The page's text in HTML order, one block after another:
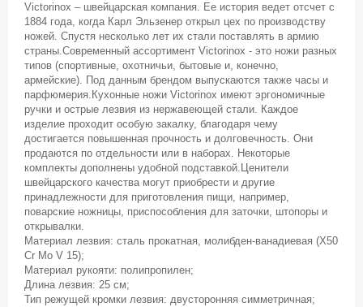
Victorinox – швейцарская компания. Ее история ведет отсчет с
1884 года, когда Карл Эльзенер открыл цех по производству
ножей. Спустя несколько лет их стали поставлять в армию
страны.Современный ассортимент Victorinox - это ножи разных
типов (спортивные, охотничьи, бытовые и, конечно,
армейские). Под данным брендом выпускаются также часы и
парфюмерия.Кухонные ножи Victorinox имеют эргономичные
ручки и острые лезвия из нержавеющей стали. Каждое
изделие проходит особую закалку, благодаря чему
достигается повышенная прочность и долговечность. Они
продаются по отдельности или в наборах. Некоторые
комплекты дополнены удобной подставкой.Ценители
швейцарского качества могут приобрести и другие
принадлежности для приготовления пищи, например,
поварские ножницы, приспособления для заточки, штопоры и
открывалки.
Материал лезвия: сталь прокатная, молибден-ванадиевая (X50
Cr Mo V 15);
Материал рукояти: полипропилен;
Длина лезвия: 25 см;
Тип режущей кромки лезвия: двусторонняя симметричная;